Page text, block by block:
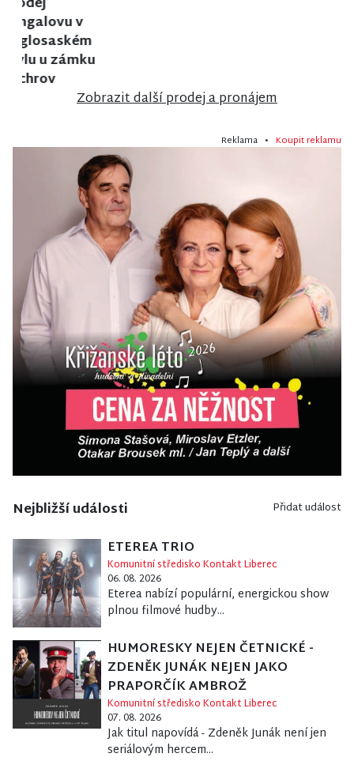
činžovního
domu v
Jablonci nad
Nisou
Zobrazit další prodej a pronájem
Reklama • Koupit reklamu
Nejbližší události Přidat událost
ETEREA TRIO
Komunitní středisko Kontakt Liberec
06. 08. 2026
Eterea nabízí populární, energickou show
plnou filmové hudby...
HUMORESKY NEJEN ČETNICKÉ -
ZDENĚK JUNÁK NEJEN JAKO
PRAPORČÍK AMBROŽ
Komunitní středisko Kontakt Liberec
07. 08. 2026
Jak titul napovídá - Zdeněk Junák není jen
seriálovým hercem...